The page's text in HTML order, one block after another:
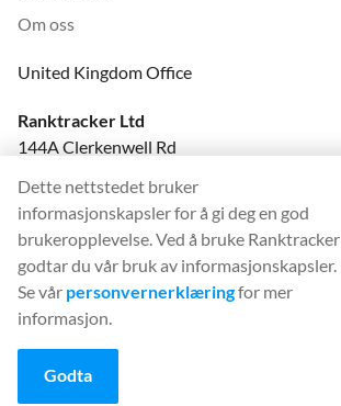
Om oss
United Kingdom Office
Ranktracker Ltd
144A Clerkenwell Rd
Company No: 08820809
felix@ranktracker.com
2015 -
Dette nettstedet bruker
informasjonskapsler for å gi deg en god
brukeropplevelse. Ved å bruke Ranktracker
godtar du vår bruk av informasjonskapsler.
Se vår personvernerklæringfor mer
informasjon.
Godta